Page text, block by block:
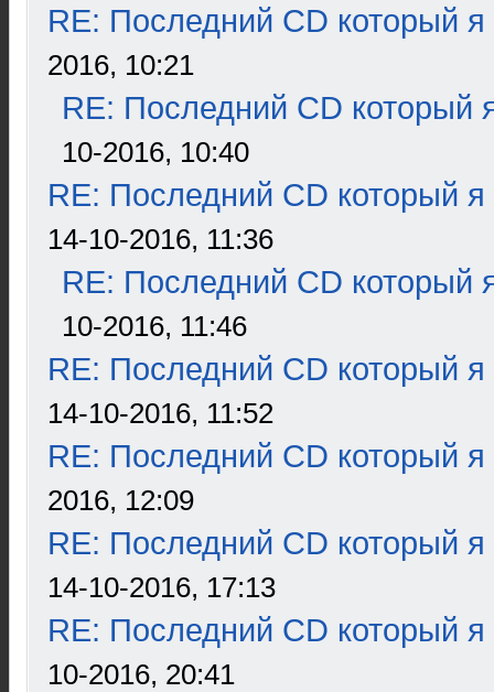
RE: Последний CD который я
2016, 10:21
RE: Последний CD который
10-2016, 10:40
RE: Последний CD который я
14-10-2016, 11:36
RE: Последний CD который
10-2016, 11:46
RE: Последний CD который я
14-10-2016, 11:52
RE: Последний CD который я
2016, 12:09
RE: Последний CD который я
14-10-2016, 17:13
RE: Последний CD который я
10-2016, 20:41